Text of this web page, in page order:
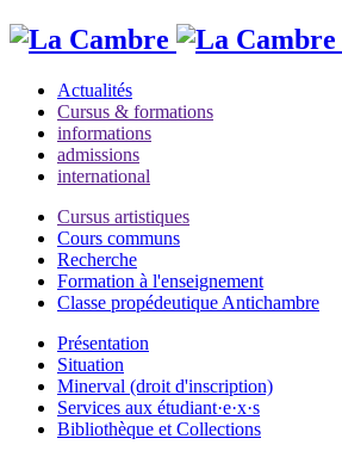
Actualités
Cursus & formations
informations
admissions
international
Cursus artistiques
Cours communs
Recherche
Formation à l'enseignement
Classe propédeutique Antichambre
Présentation
Situation
Minerval (droit d'inscription)
Services aux étudiant·e·x·s
Bibliothèque et Collections